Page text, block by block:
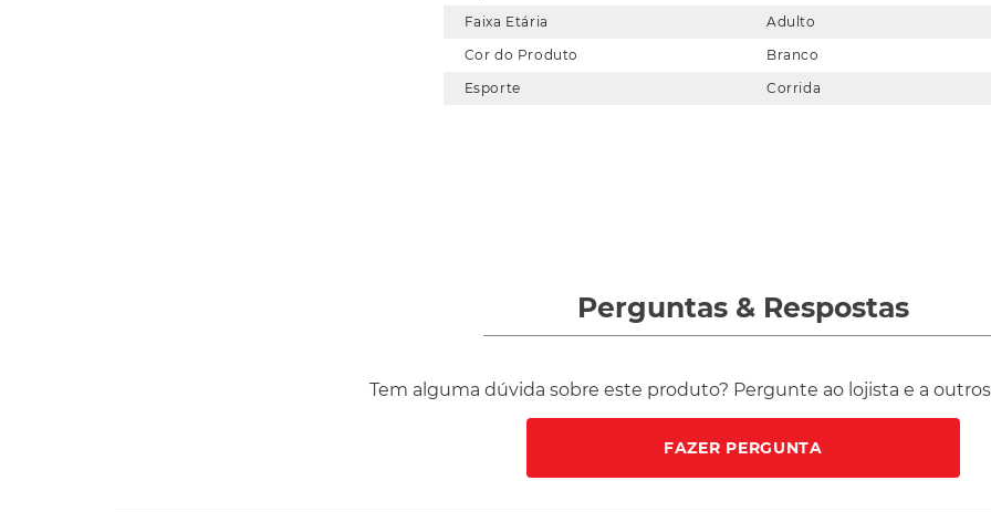
Faixa Etária
Adulto
Cor do Produto
Branco
Esporte
Corrida
Perguntas & Respostas
Tem alguma dúvida sobre este produto? Pergunte ao lojista e a
FAZER PERGUNTA